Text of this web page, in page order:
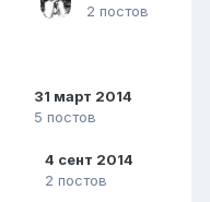
2 постов
31 март 2014
5 постов
4 сент 2014
2 постов